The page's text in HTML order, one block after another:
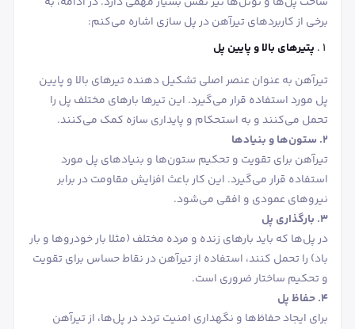
برخی از کاربردهای تیرآهن در پل ‌سازی اشاره می‌کنم:
پتیرهای بالا و پایین پل
تیرآهن به عنوان عنصر اصلی تشکیل ‌دهنده تیرهای بالا و پایین
پل مورد استفاده قرار می‌گیرد. این تیرها بارهای مختلف پل را
تحمل می‌کنند و به استحکام و پایداری سازه کمک می‌کنند.
2. ستون‌ها و بنیادها
تیرآهن برای تقویت و تحکیم ستون‌ها و بنیادهای پل مورد
استفاده قرار می‌گیرد. این کار باعث افزایش مقاومت در برابر
نیروهای عمودی و افقی می‌شود.
3. بارگذاری پل
در پل‌ها که باید بارهای زنده و مرده مختلف (مثلا بار خودروها و بار
باد) را تحمل کنند، استفاده از تیرآهن در نقاط حساس برای تقویت
و تحکیم ساختار ضروری است.
4. حفاظ پل
برای ایجاد حفاظ‌ها و نگهداری امنیت تردد در پل‌ها، از تیرآهن